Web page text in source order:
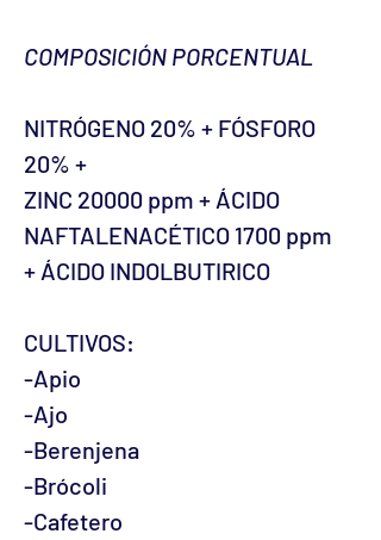
COMPOSICIÓN PORCENTUAL
NITRÓGENO 20% + FÓSFORO
20% +
ZINC 20000 ppm + ÁCIDO
NAFTALENACÉTICO 1700 ppm
+ ÁCIDO INDOLBUTIRICO
CULTIVOS:
-Apio
-Ajo
-Berenjena
-Brócoli
-Cafetero